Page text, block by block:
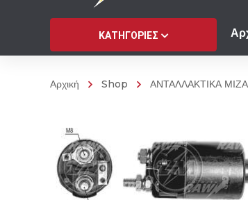
ΚΑΤΗΓΟΡΊΕΣ
Αρχική Shop ΑΝΤΑΛΛΑΚΤΙΚΑ